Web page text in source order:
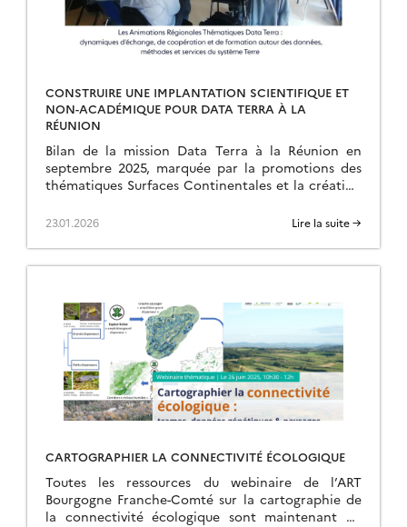
CONSTRUIRE UNE IMPLANTATION SCIENTIFIQUE ET
NON-ACADÉMIQUE POUR DATA TERRA À LA
RÉUNION
Bilan de la mission Data Terra à la Réunion en
septembre 2025, marquée par la promotions des
thématiques Surfaces Continentales et la création
23.01.2026 Lire la suite →
CARTOGRAPHIER LA CONNECTIVITÉ ÉCOLOGIQUE
Toutes les ressources du webinaire de l’ART
Bourgogne Franche-Comté sur la cartographie de
la connectivité écologique sont maintenant en